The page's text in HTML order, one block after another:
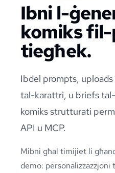
Ibni l-
komiks
tiegħek.
Ibdel prompts,
tal-karattri, u briefs tal-
komiks strutturati
API u MCP.
Mibni għal timijiet li
demo: